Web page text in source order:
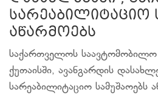
სარეაბილიტაციო
აწარმოებს
საქართველოს საავტომობილო
ქუთაისში, ავანგარდის
სარეაბილიტაციო სამუშაოებს